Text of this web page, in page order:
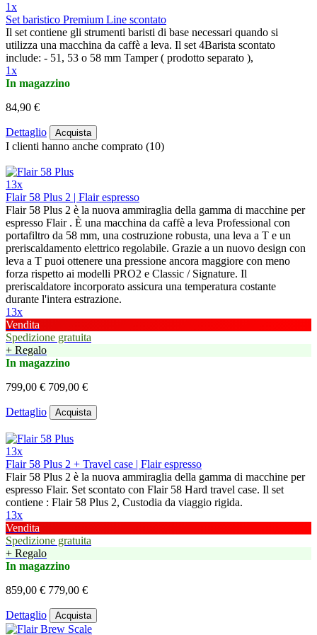
1x
Set baristico Premium Line scontato
Il set contiene gli strumenti baristi di base necessari quando si
utilizza una macchina da caffè a leva. Il set 4Barista scontato
include: - 51, 53 o 58 mm Tamper ( prodotto separato ),
1x
In magazzino
84,90 €
Dettaglio Acquista
I clienti hanno anche comprato (10)
13x
Flair 58 Plus 2 | Flair espresso
Flair 58 Plus 2 è la nuova ammiraglia della gamma di macchine per
espresso Flair . È una macchina da caffè a leva Professional con
portafiltro da 58 mm, una costruzione robusta, una leva a T e un
preriscaldamento elettrico regolabile. Grazie a un nuovo design con
leva a T puoi ottenere una pressione ancora maggiore con meno
forza rispetto ai modelli PRO2 e Classic / Signature. Il
preriscaldatore incorporato assicura una temperatura costante
durante l'intera estrazione.
13x
Vendita
Spedizione gratuita
+ Regalo
In magazzino
799,00 € 709,00 €
Dettaglio Acquista
13x
Flair 58 Plus 2 + Travel case | Flair espresso
Flair 58 Plus 2 è la nuova ammiraglia della gamma di macchine per
espresso Flair. Set scontato con Flair 58 Hard travel case. Il set
contiene : Flair 58 Plus 2, Custodia da viaggio rigida.
13x
Vendita
Spedizione gratuita
+ Regalo
In magazzino
859,00 € 779,00 €
Dettaglio Acquista